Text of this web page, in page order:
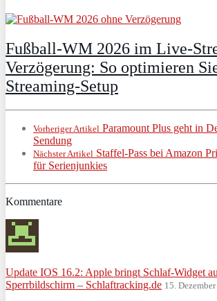
Fußball-WM 2026 im Live-
Verzögerung: So optimieren
Streaming-Setup
Vorheriger Artikel Paramount Plus geht in
Sendung
Nächster Artikel Staffel-Pass bei Amazon
für Serienjunkies
Kommentare
Update IOS 16.2: Apple bringt Schlaf-Widget
Sperrbildschirm – Schlaftracking.de 15.